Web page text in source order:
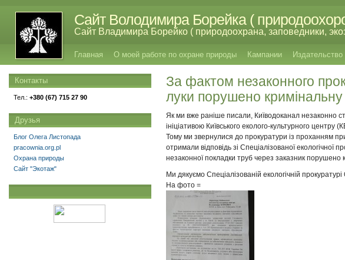
Сайт Володимира Борейка (
Сайт Владимира Борейко ( природоохрана, заповедники,
Главная О моей работе по охране природы Кампании Издательство
За фактом незаконного
луки порушено
Як ми вже раніше писали, Київодоканал незаконно
ініціативою Київського еколого-культурного центру
Тому ми звернулися до прокуратури із проханням
отримали відповідь зі Спеціалізованої
незаконної покладки труб через заказник порушено
Ми дякуємо Спеціалізованій екологічній
На фото =
Контакты
Тел.: +380 (67) 715 27 90
Друзья
Блог Олега Листопада
pracownia.org.pl
Охрана природы
Сайт "Экотаж"